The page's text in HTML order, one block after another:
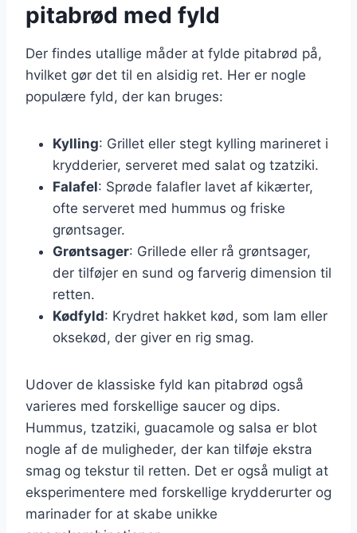
pitabrød med fyld
Der findes utallige måder at fylde pitabrød på,
hvilket gør det til en alsidig ret. Her er nogle
populære fyld, der kan bruges:
Kylling: Grillet eller stegt kylling marineret i
krydderier, serveret med salat og tzatziki.
Falafel: Sprøde falafler lavet af kikærter,
ofte serveret med hummus og friske
grøntsager.
Grøntsager: Grillede eller rå grøntsager,
der tilføjer en sund og farverig dimension til
retten.
Kødfyld: Krydret hakket kød, som lam eller
oksekød, der giver en rig smag.
Udover de klassiske fyld kan pitabrød også
varieres med forskellige saucer og dips.
Hummus, tzatziki, guacamole og salsa er blot
nogle af de muligheder, der kan tilføje ekstra
smag og tekstur til retten. Det er også muligt at
eksperimentere med forskellige krydderurter og
marinader for at skabe unikke